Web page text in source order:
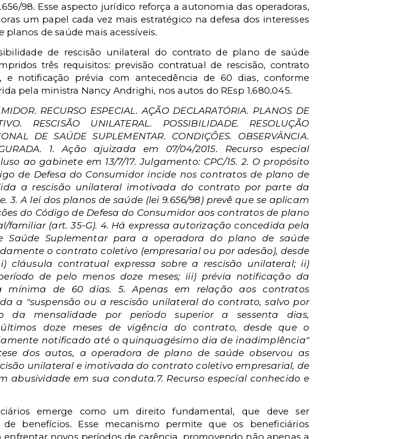
98. Esse aspecto jurídico reforça a autonomia das operadoras,
um papel cada vez mais estratégico na defesa dos interesses
de saúde mais acessíveis.
de rescisão unilateral do contrato de plano de saúde
três requisitos: previsão contratual de rescisão, contrato
e notificação prévia com antecedência de 60 dias, conforme
pela ministra Nancy Andrighi, nos autos do REsp 1.680.045.
RECURSO ESPECIAL. AÇÃO DECLARATÓRIA. PLANOS DE
RESCISÃO UNILATERAL. POSSIBILIDADE. RESOLUÇÃO
DE SAÚDE SUPLEMENTAR. CONDIÇÕES. OBSERVÂNCIA.
1. Ação ajuizada em 07/04/2015. Recurso especial
ao gabinete em 13/7/17. Julgamento: CPC/15. 2. O propósito
de Defesa do Consumidor incide nos contratos de plano de
a rescisão unilateral imotivada do contrato por parte da
3. A lei dos planos de saúde (lei 9.656/98) prevê que se aplicam
do Código de Defesa do Consumidor aos contratos de plano
familiar (art. 35-G). 4. Há expressa autorização concedida pela
Saúde Suplementar para a operadora do plano de saúde
o contrato coletivo (empresarial ou por adesão), desde
cláusula contratual expressa sobre a rescisão unilateral; ii)
de pelo menos doze meses; iii) prévia notificação da
mínima de 60 dias. 5. Apenas em relação aos contratos
a "suspensão ou a rescisão unilateral do contrato, salvo por
da mensalidade por período superior a sessenta dias,
doze meses de vigência do contrato, desde que o
notificado até o quinquagésimo dia de inadimplência"
dos autos, a operadora de plano de saúde observou as
unilateral e imotivada do contrato coletivo empresarial, de
abusividade em sua conduta.7. Recurso especial conhecido e
emerge como um direito fundamental, que deve ser
de benefícios. Esse mecanismo permite que os beneficiários